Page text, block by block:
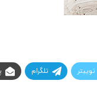
توییتر تلگرام